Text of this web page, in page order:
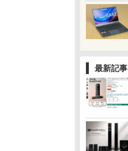
最新記事